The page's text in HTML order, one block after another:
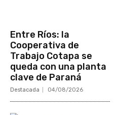
Entre Ríos: la
Cooperativa de
Trabajo Cotapa se
queda con una planta
clave de Paraná
Destacada 04/08/2026